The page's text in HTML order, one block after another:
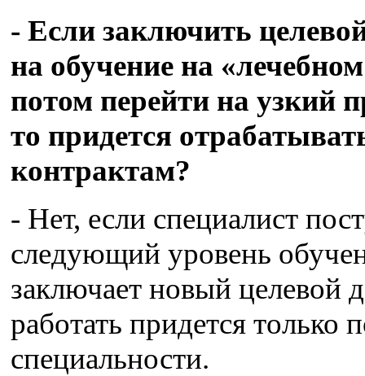
- Если заключить
на обучение на
потом перейти на узкий
то придется
контрактам?
- Нет, если специалист
следующий уровень
заключает новый целевой
работать придется только
специальности.